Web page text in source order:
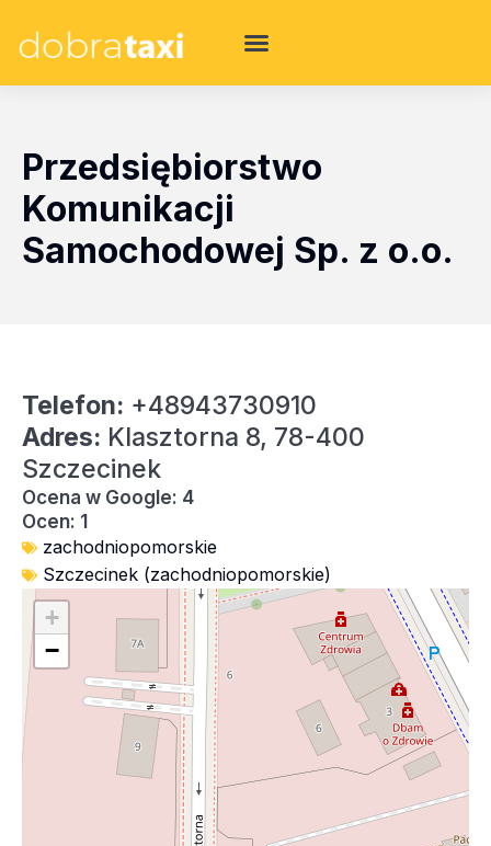
Przedsiębiorstwo
Komunikacji
Samochodowej Sp. z o.o.
Telefon: +48943730910
Adres: Klasztorna 8, 78-400
Szczecinek
Ocena w Google: 4
Ocen: 1
zachodniopomorskie
Szczecinek (zachodniopomorskie)
+
−